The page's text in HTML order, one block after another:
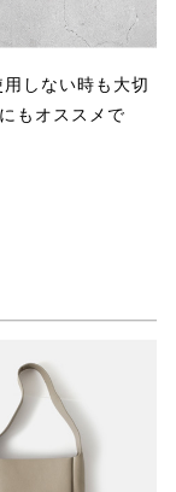
しない時も大切
もオススメで